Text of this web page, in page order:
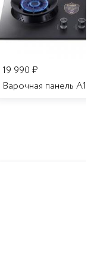
19 990 ₽
Варочная панель A16